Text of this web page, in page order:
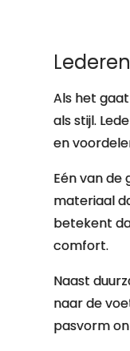
Als het
als stijl.
en
Eén van de
materiaal
betekent
comfort.
Naast
naar de
pasvorm